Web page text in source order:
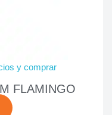
y comprar
FLAMINGO